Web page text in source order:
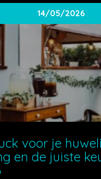
14/05/2026
voor je
en de juiste